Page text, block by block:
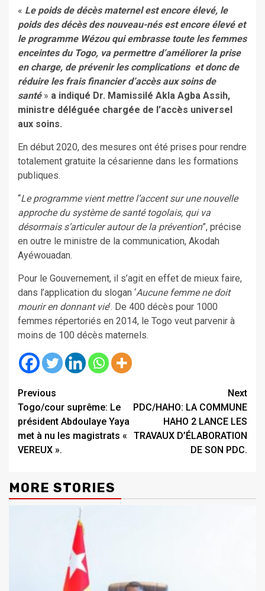
« Le poids de décès maternel est encore élevé, le
poids des décès des nouveau-nés est encore élevé et
le programme Wézou qui embrasse toute les femmes
enceintes du Togo, va permettre d’améliorer la prise
en charge, de prévenir les complications et donc de
réduire les frais financier d’accès aux soins de
santé» a indiqué Dr. Mamissilé Akla Agba Assih,
ministre déléguée chargée de l’accès universel
aux soins.
En début 2020, des mesures ont été prises pour rendre
totalement gratuite la césarienne dans les formations
publiques.
“Le programme vient mettre l’accent sur une nouvelle
approche du système de santé togolais, qui va
désormais s’articuler autour de la prévention”, précise
en outre le ministre de la communication, Akodah
Ayéwouadan.
Pour le Gouvernement, il s’agit en effet de mieux faire,
dans l’application du slogan ‘Aucune femme ne doit
mourir en donnant vie’. De 400 décès pour 1000
femmes répertoriés en 2014, le Togo veut parvenir à
moins de 100 décès maternels.
Continue
Reading
Previous
Togo/cour suprême: Le
président Abdoulaye Yaya
met à nu les magistrats «
VEREUX ».
Next
PDC/HAHO: LA COMMUNE
HAHO 2 LANCE LES
TRAVAUX D’ÉLABORATION
DE SON PDC.
MORE STORIES